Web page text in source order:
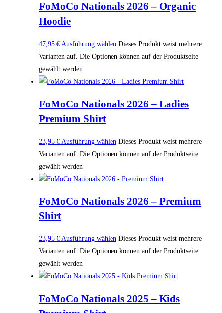
FoMoCo Nationals 2026 – Organic
Hoodie
47,95 € Ausführung wählen Dieses Produkt weist mehrere
Varianten auf. Die Optionen können auf der Produktseite
gewählt werden
FoMoCo Nationals 2026 – Ladies
Premium Shirt
23,95 € Ausführung wählen Dieses Produkt weist mehrere
Varianten auf. Die Optionen können auf der Produktseite
gewählt werden
FoMoCo Nationals 2026 – Premium
Shirt
23,95 € Ausführung wählen Dieses Produkt weist mehrere
Varianten auf. Die Optionen können auf der Produktseite
gewählt werden
FoMoCo Nationals 2025 – Kids